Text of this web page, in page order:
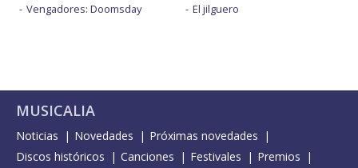
Vengadores: Doomsday
El jilguero
MUSICALIA
Noticias Novedades
Próximas novedades
Discos históricos
Canciones Festivales
Premios